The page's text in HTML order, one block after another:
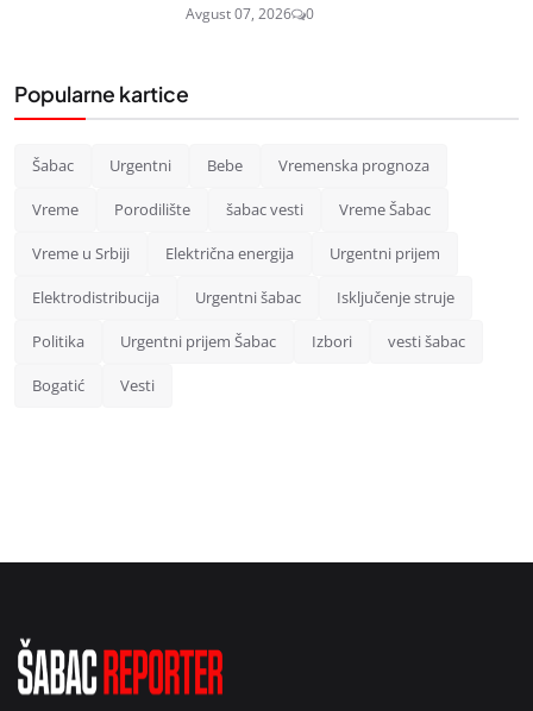
Avgust 07, 2026 0
Popularne kartice
Šabac Urgentni Bebe Vremenska prognoza
Vreme Porodilište šabac vesti Vreme Šabac
Vreme u Srbiji Električna energija Urgentni prijem
Elektrodistribucija Urgentni šabac Isključenje struje
Politika Urgentni prijem Šabac Izbori vesti šabac
Bogatić Vesti